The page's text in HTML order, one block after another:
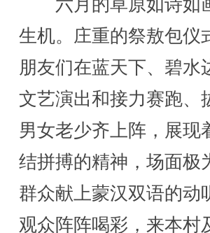
六月的草原如诗如
生机。庄重的祭敖包仪
朋友们在蓝天下、碧水
文艺演出和接力赛跑、
男女老少齐上阵，展现
结拼搏的精神，场面极
群众献上蒙汉双语的动
观众阵阵喝彩，来本村